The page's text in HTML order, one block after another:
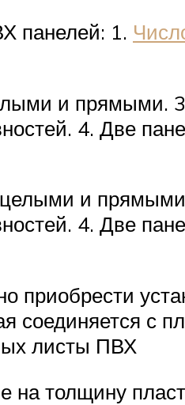
панелей: 1.
и прямыми.
4. Две
и
4. Две
соединяется с
листы ПВХ
на толщину